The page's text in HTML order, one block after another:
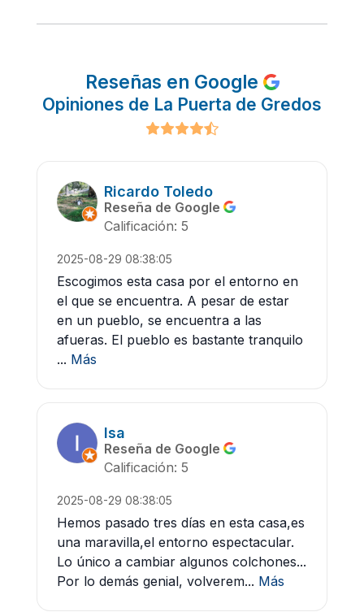
Reseñas en Google
Opiniones de La Puerta de Gredos
Ricardo Toledo
Reseña de Google
Calificación: 5
2025-08-29 08:38:05
Escogimos esta casa por el entorno en
el que se encuentra. A pesar de estar
en un pueblo, se encuentra a las
afueras. El pueblo es bastante tranquilo
... Más
Isa
Reseña de Google
Calificación: 5
2025-08-29 08:38:05
Hemos pasado tres días en esta casa,es
una maravilla,el entorno espectacular.
Lo único a cambiar algunos colchones...
Por lo demás genial, volverem... Más